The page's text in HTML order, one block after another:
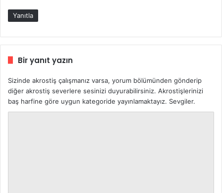
Yanıtla
Bir yanıt yazın
Sizinde akrostiş çalışmanız varsa, yorum bölümünden gönderip
diğer akrostiş severlere sesinizi duyurabilirsiniz. Akrostişlerinizi
baş harfine göre uygun kategoride yayınlamaktayız. Sevgiler.